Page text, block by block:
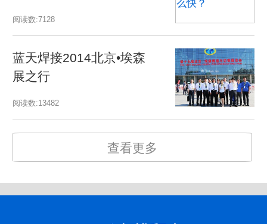
阅读数:7128
蓝天焊接2014北京•埃森
展之行
阅读数:13482
查看更多